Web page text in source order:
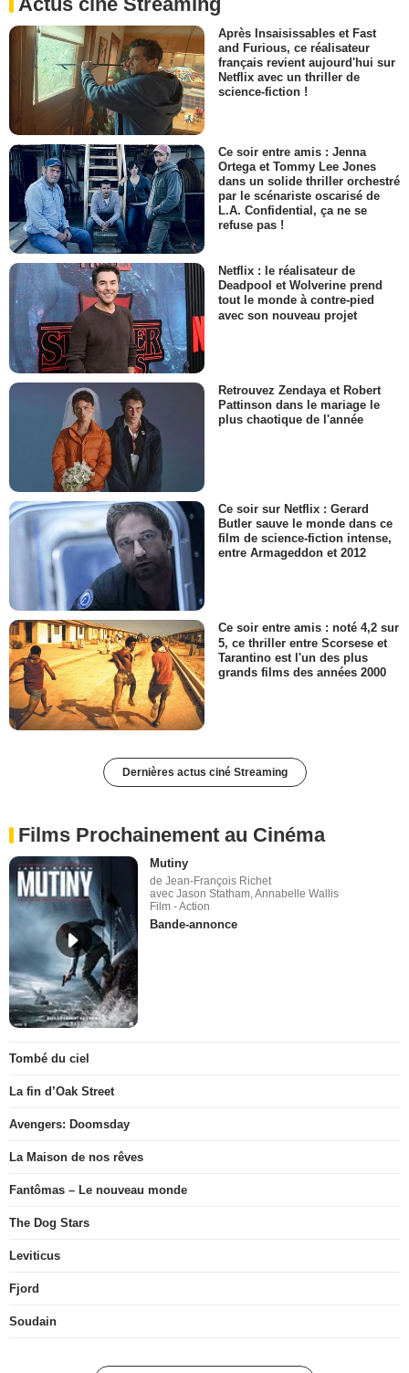
Après Insaisissables et Fast
and Furious, ce réalisateur
français revient aujourd'hui sur
Netflix avec un thriller de
science-fiction !
Ce soir entre amis : Jenna
Ortega et Tommy Lee Jones
dans un solide thriller orchestré
par le scénariste oscarisé de
L.A. Confidential, ça ne se
refuse pas !
Netflix : le réalisateur de
Deadpool et Wolverine prend
tout le monde à contre-pied
avec son nouveau projet
Retrouvez Zendaya et Robert
Pattinson dans le mariage le
plus chaotique de l'année
Ce soir sur Netflix : Gerard
Butler sauve le monde dans ce
film de science-fiction intense,
entre Armageddon et 2012
Ce soir entre amis : noté 4,2 sur
5, ce thriller entre Scorsese et
Tarantino est l'un des plus
grands films des années 2000
Dernières actus ciné Streaming
Films Prochainement au Cinéma
Mutiny
de Jean-François Richet
avec Jason Statham, Annabelle Wallis
Film - Action
Bande-annonce
Tombé du ciel
La fin d’Oak Street
Avengers: Doomsday
La Maison de nos rêves
Fantômas – Le nouveau monde
The Dog Stars
Leviticus
Fjord
Soudain